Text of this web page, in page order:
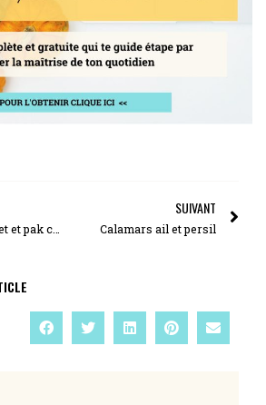
SUIVANT
Calamars ail et persil